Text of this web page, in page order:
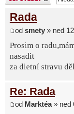
Rada
od smety » ned
Prosim o
nasadit
za dietní stravu
Re: Rada
od Marktéa» ned